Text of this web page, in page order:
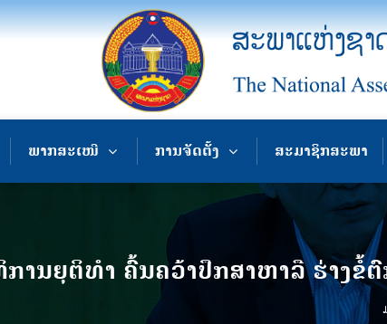
ພາກສະເໜີ ການຈັດຕັ້ງ ສະມາຊິກສະພາ
ການຍຸຕິທໍາ ຄົ້ນຄວ້າປຶກສາຫາລື ຮ່າງຂໍ້